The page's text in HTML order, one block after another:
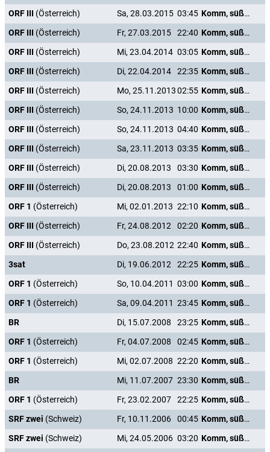
ORF III (Österreich) Sa, 28.03.2015 03:45
Komm, süßer Tod
ORF III (Österreich) Fr, 27.03.2015 22:40
Komm, süßer Tod
ORF III (Österreich) Mi, 23.04.2014 03:05
Komm, süßer Tod
ORF III (Österreich) Di, 22.04.2014 22:35
Komm, süßer Tod
ORF III (Österreich) Mo, 25.11.201302:55
Komm, süßer Tod
ORF III (Österreich) So, 24.11.2013 10:00
Komm, süßer Tod
ORF III (Österreich) So, 24.11.2013 04:40
Komm, süßer Tod
ORF III (Österreich) Sa, 23.11.2013 03:35
Komm, süßer Tod
ORF III (Österreich) Di, 20.08.2013 03:30
Komm, süßer Tod
ORF III (Österreich) Di, 20.08.2013 01:00
Komm, süßer Tod
ORF 1 (Österreich) Mi, 02.01.2013 22:10
Komm, süßer Tod
ORF III (Österreich) Fr, 24.08.2012 02:20
Komm, süßer Tod
ORF III (Österreich) Do, 23.08.2012 22:40
Komm, süßer Tod
3sat
Di, 19.06.2012 22:25
Komm, süßer Tod
ORF 1 (Österreich) So, 10.04.2011 03:00
Komm, süßer Tod
ORF 1 (Österreich) Sa, 09.04.2011 23:45
Komm, süßer Tod
BR
Di, 15.07.2008 23:25
Komm, süßer Tod
ORF 1 (Österreich) Fr, 04.07.2008 02:45
Komm, süßer Tod
ORF 1 (Österreich) Mi, 02.07.2008 22:20
Komm, süßer Tod
BR
Mi, 11.07.2007 23:30
Komm, süßer Tod
ORF 1 (Österreich) Fr, 23.02.2007 22:25
Komm, süßer Tod
SRF zwei (Schweiz) Fr, 10.11.2006 00:45
Komm, süßer Tod
SRF zwei (Schweiz) Mi, 24.05.2006 03:20
Komm, süßer Tod